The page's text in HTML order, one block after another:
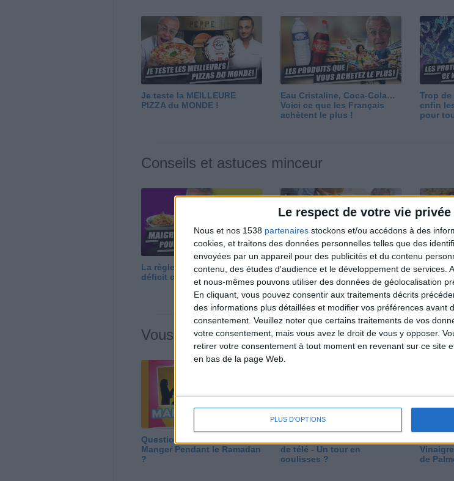
Le respect de votre vie
Nous et nos 1538 partenaires stockons et/ou accédons à des
cookies, et traitons des données personnelles telles que des
envoyées par un appareil pour des publicités et du contenu
contenu, des études d'audience et le développement de services.
et nous-mêmes pouvons utiliser des données de géolocalisation
En cliquant, vous pouvez consentir aux traitements décrits
des informations plus détaillées et modifier vos préférences avant
consentement. Veuillez noter que certains traitements de vos
votre consentement, mais vous avez le droit de vous y opposer.
retirer votre consentement à tout moment en revenant sur ce site
en bas de la page Web.
PLUS D'OPTIONS
Je teste la MEILLEURE
PIZZA du MONDE !
Eau Cristaline, Coca-Cola…
Voici ce que les Français
achètent le plus !
Trop
enfin
pour
Conseils et astuces minceur
La règle N°1 pour maigrir : le
déficit calorique
Perdre 10 kg : ma méthode
est imparable
Et
Je fais
Vous m'avez demandé
Question/Réponse : Que
Manger Pendant le Ramadan
?
de télé - Un tour en
coulisses ?
de